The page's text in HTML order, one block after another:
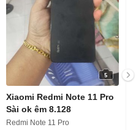
5
Xiaomi Redmi Note 11 Pro
Sài ok êm 8.128
Redmi Note 11 Pro